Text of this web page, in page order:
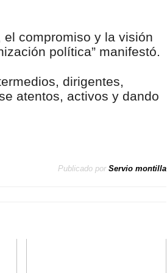
el compromiso y la visión
política” manifestó.
dirigentes,
atentos, activos y dando
Publicado por Servio montilla